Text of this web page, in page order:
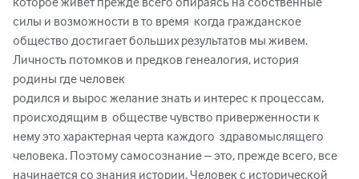
силы и возможности в то время  когда гражданское
общество достигает больших результатов мы живем.
Личность потомков и предков генеалогия, история
родины где человек
родился и вырос желание знать и интерес к процессам,
происходящим в  обществе чувство приверженности к
нему это характерная черта каждого  здравомыслящего
человека. Поэтому самосознание – это, прежде всего, все